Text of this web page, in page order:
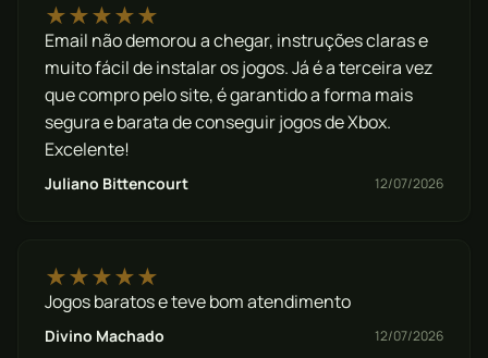
★★★★★
Email não demorou a chegar, instruções claras e
muito fácil de instalar os jogos. Já é a terceira vez
que compro pelo site, é garantido a forma mais
segura e barata de conseguir jogos de Xbox.
Excelente!
Juliano Bittencourt 12/07/2026
★★★★★
Jogos baratos e teve bom atendimento
Divino Machado 12/07/2026